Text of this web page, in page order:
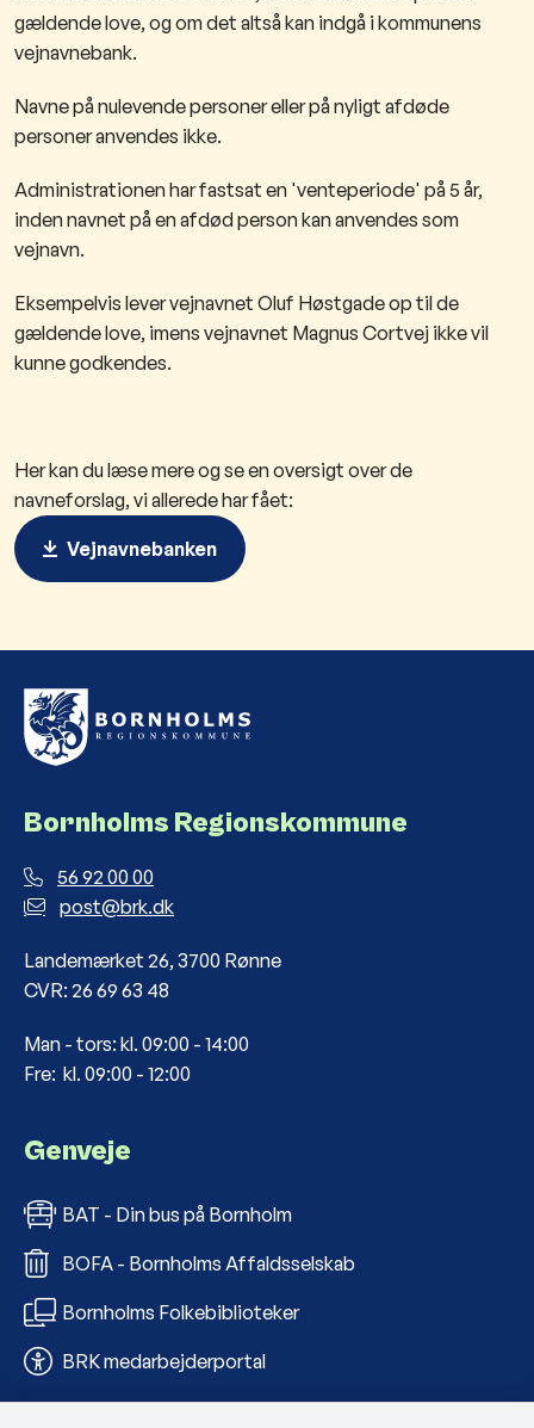
gældende love, og om det altså kan indgå i kommunens
vejnavnebank.
Navne på nulevende personer eller på nyligt afdøde
personer anvendes ikke.
Administrationen har fastsat en 'venteperiode' på 5 år,
inden navnet på en afdød person kan anvendes som
vejnavn.
Eksempelvis lever vejnavnet Oluf Høstgade op til de
gældende love, imens vejnavnet Magnus Cortvej ikke vil
kunne godkendes.
Her kan du læse mere og se en oversigt over de
navneforslag, vi allerede har fået:
Vejnavnebanken
Bornholms Regionskommune
56 92 00 00
post@brk.dk
Landemærket 26, 3700 Rønne
CVR: 26 69 63 48
Man - tors: kl. 09:00 - 14:00
Fre: kl. 09:00 - 12:00
Genveje
BAT - Din bus på Bornholm
BOFA - Bornholms Affaldsselskab
Bornholms Folkebiblioteker
BRK medarbejderportal